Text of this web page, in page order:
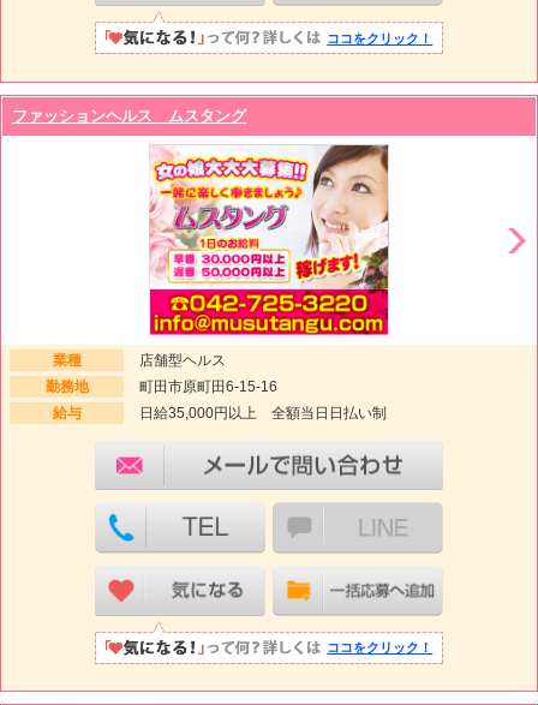
ココをクリック！
ファッションヘルス ムスタング
業種
店舗型ヘルス
勤務地
町田市原町田6-15-16
給与
日給35,000円以上 全額当日日払い制
ココをクリック！